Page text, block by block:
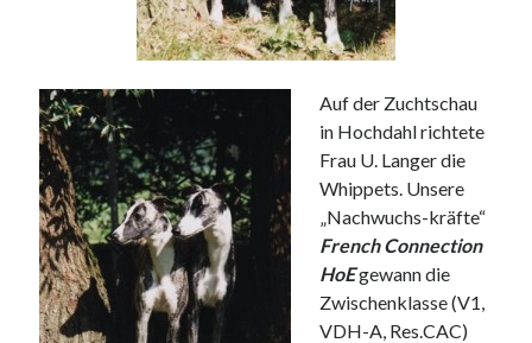
Auf der Zuchtschau
in Hochdahl richtete
Frau U. Langer die
Whippets. Unsere
„Nachwuchs-kräfte“
French Connection
HoEgewann die
Zwischenklasse (V1,
VDH-A, Res.CAC)